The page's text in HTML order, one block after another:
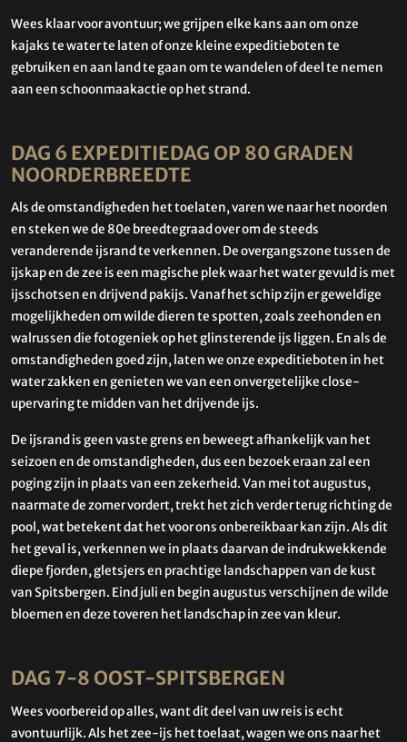
Wees klaar voor avontuur; we grijpen elke kans aan om onze
kajaks te water te laten of onze kleine expeditieboten te
gebruiken en aan land te gaan om te wandelen of deel te nemen
aan een schoonmaakactie op het strand.
DAG 6 EXPEDITIEDAG OP 80 GRADEN
NOORDERBREEDTE
Als de omstandigheden het toelaten, varen we naar het noorden
en steken we de 80e breedtegraad over om de steeds
veranderende ijsrand te verkennen. De overgangszone tussen de
ijskap en de zee is een magische plek waar het water gevuld is met
ijsschotsen en drijvend pakijs. Vanaf het schip zijn er geweldige
mogelijkheden om wilde dieren te spotten, zoals zeehonden en
walrussen die fotogeniek op het glinsterende ijs liggen. En als de
omstandigheden goed zijn, laten we onze expeditieboten in het
water zakken en genieten we van een onvergetelijke close-
upervaring te midden van het drijvende ijs.
De ijsrand is geen vaste grens en beweegt afhankelijk van het
seizoen en de omstandigheden, dus een bezoek eraan zal een
poging zijn in plaats van een zekerheid. Van mei tot augustus,
naarmate de zomer vordert, trekt het zich verder terug richting de
pool, wat betekent dat het voor ons onbereikbaar kan zijn. Als dit
het geval is, verkennen we in plaats daarvan de indrukwekkende
diepe fjorden, gletsjers en prachtige landschappen van de kust
van Spitsbergen. Eind juli en begin augustus verschijnen de wilde
bloemen en deze toveren het landschap in zee van kleur.
DAG 7-8 OOST-SPITSBERGEN
Wees voorbereid op alles, want dit deel van uw reis is echt
avontuurlijk. Als het zee-ijs het toelaat, wagen we ons naar het